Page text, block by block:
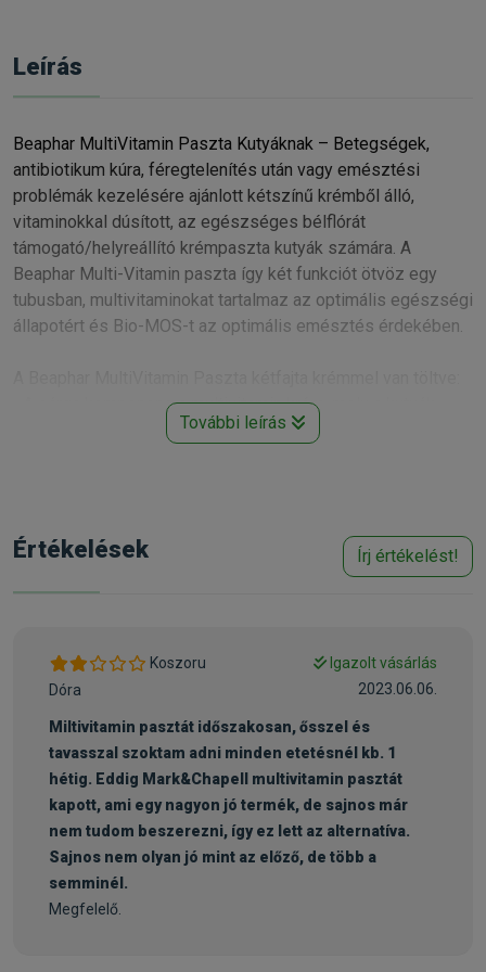
Leírás
Beaphar MultiVitamin Paszta Kutyáknak – Betegségek,
antibiotikum kúra, féregtelenítés után vagy emésztési
problémák kezelésére ajánlott kétszínű krémből álló,
vitaminokkal dúsított, az egészséges bélflórát
támogató/helyreállító krémpaszta kutyák számára. A
Beaphar Multi-Vitamin paszta így két funkciót ötvöz egy
tubusban, multivitaminokat tartalmaz az optimális egészségi
állapotért és Bio-MOS-t az optimális emésztés érdekében.
• A sárga komponens a multivitamin krém, mely a kutyák
részére szükséges vitaminokat és ásványi anyagokat
• A barna komponens a kondícionáló krém, ami az emésztést
is elősegítő Bio-MOS-t (mannan oligoszacharid) tartalmaz. A
Bio-MOS természetes összetevője bizonyos élesztőknek,
természetes ellenállóképességet és csökkenti a káros
baktériumok elszeporodásának lehetőségét.
Összetevők:
olajok, zsírok, tej és tejtermékek, élesztők, növényi
származékok, MOS
Adagolás:
Napi adagja egy 3 cm-es csík, amit adhatunk a napi
eleséghez, vagy önmagában csemegeként.
További leírás
Értékelések Írj értékelést!
Koszoru
Dóra
Igazolt vásárlás
2023.06.06.
Miltivitamin pasztát időszakosan, ősszel és
tavasszal szoktam adni minden etetésnél kb. 1
hétig. Eddig Mark&Chapell multivitamin pasztát
kapott, ami egy nagyon jó termék, de sajnos már
nem tudom beszerezni, így ez lett az alternatíva.
Sajnos nem olyan jó mint az előző, de több a
semminél.
Megfelelő.